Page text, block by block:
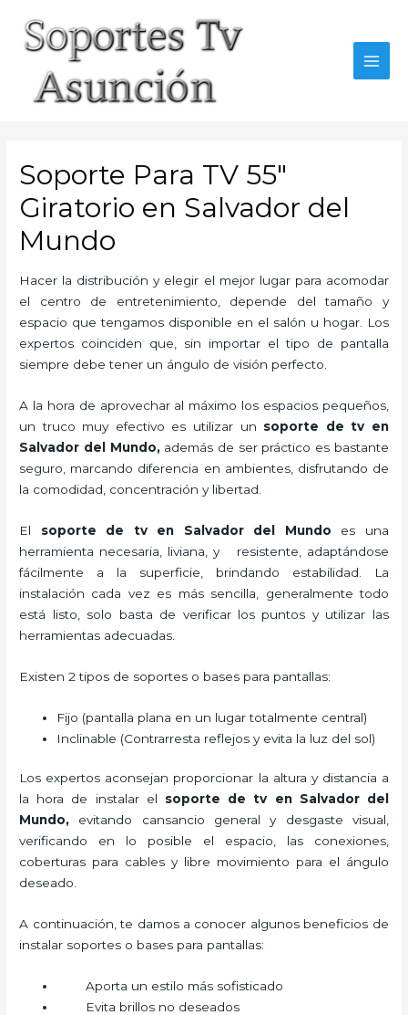
content
Soporte Para TV 55″
Giratorio en Salvador del
Mundo
Hacer la distribución y elegir el mejor lugar para acomodar
el centro de entretenimiento, depende del tamaño y
espacio que tengamos disponible en el salón u hogar. Los
expertos coinciden que, sin importar el tipo de pantalla
siempre debe tener un ángulo de visión perfecto.
A la hora de aprovechar al máximo los espacios pequeños,
un truco muy efectivo es utilizar un soporte de tv en
Salvador del Mundo, además de ser práctico es bastante
seguro, marcando diferencia en ambientes, disfrutando de
la comodidad, concentración y libertad.
El soporte de tv en Salvador del Mundo es una
herramienta necesaria, liviana, y resistente, adaptándose
fácilmente a la superficie, brindando estabilidad. La
instalación cada vez es más sencilla, generalmente todo
está listo, solo basta de verificar los puntos y utilizar las
herramientas adecuadas.
Existen 2 tipos de soportes o bases para pantallas:
Fijo (pantalla plana en un lugar totalmente central)
Inclinable (Contrarresta reflejos y evita la luz del sol)
Los expertos aconsejan proporcionar la altura y distancia a
la hora de instalar el soporte de tv en Salvador del
Mundo, evitando cansancio general y desgaste visual,
verificando en lo posible el espacio, las conexiones,
coberturas para cables y libre movimiento para el ángulo
deseado.
A continuación, te damos a conocer algunos beneficios de
instalar soportes o bases para pantallas:
Aporta un estilo más sofisticado
Evita brillos no deseados